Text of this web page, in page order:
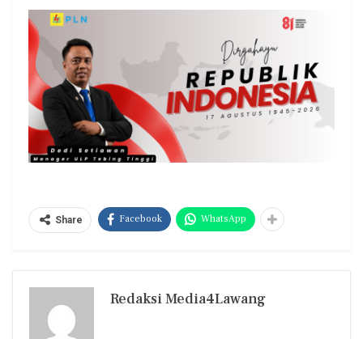
Share Facebook WhatsApp
Redaksi Media4Lawang